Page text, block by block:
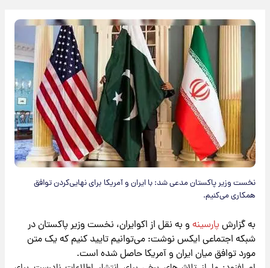
نخست وزیر پاکستان مدعی شد: با ایران و آمریکا برای نهایی‌کردن توافق
همکاری می‌کنیم.
به گزارشپارسینه و به نقل از اکوایران، نخست وزیر پاکستان در
شبکه اجتماعی ایکس نوشت: می‌توانیم تایید کنیم که یک متن
مورد توافق میان ایران و آمریکا حاصل شده است.